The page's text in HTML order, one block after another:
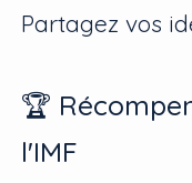
Partagez vos
🏆
l'IMF